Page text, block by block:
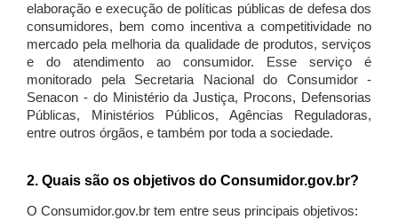
elaboração e execução de políticas públicas de defesa dos
consumidores, bem como incentiva a competitividade no
mercado pela melhoria da qualidade de produtos, serviços
e do atendimento ao consumidor. Esse serviço é
monitorado pela Secretaria Nacional do Consumidor -
Senacon - do Ministério da Justiça, Procons, Defensorias
Públicas, Ministérios Públicos, Agências Reguladoras,
entre outros órgãos, e também por toda a sociedade.
2. Quais são os objetivos do Consumidor.gov.br?
O Consumidor.gov.br tem entre seus principais objetivos: